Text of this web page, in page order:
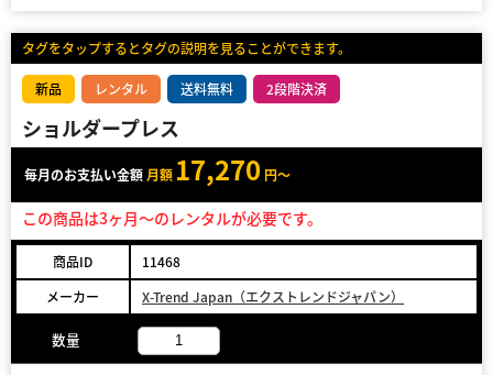
タグをタップするとタグの説明を見ることができます。
新品 レンタル 送料無料 2段階決済
ショルダープレス
毎月のお支払い金額 月額 17,270 円～
この商品は3ヶ月～のレンタルが必要です。
商品ID
11468
メーカー
X-Trend Japan（エクストレンドジャパン）
数量